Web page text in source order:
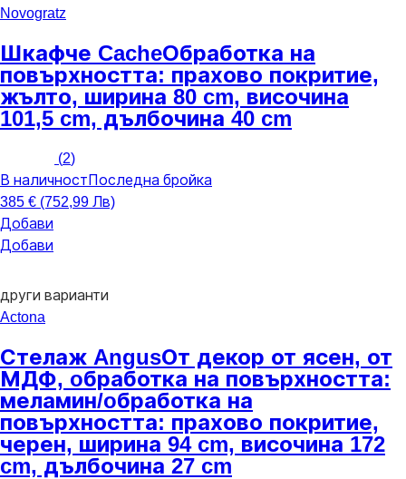
Novogratz
Шкафче CacheOбработка на
повърхността: прахово покритие,
жълто, ширина 80 cm, височина
101,5 cm, дълбочина 40 cm
(2)
В наличност Последна бройка
385 € (752,99 Лв)
Добави
Добави
други варианти
Actona
Стелаж AngusОт декор от ясен, от
МДФ, oбработка на повърхността:
меламин/oбработка на
повърхността: прахово покритие,
черен, ширина 94 cm, височина 172
cm, дълбочина 27 cm